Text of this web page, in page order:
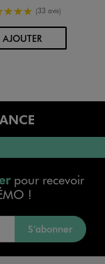
5/5 de moyenne
(33 avis)
AJOUTERAU PANIER
pour recevoir
!
S’abonner